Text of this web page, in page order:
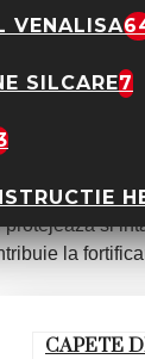
VENALISA
SILCARE7
CAPETE
se
cu orice
pastreaza
si
la
unghiile